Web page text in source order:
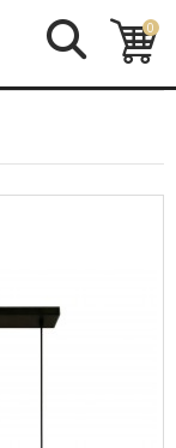
0